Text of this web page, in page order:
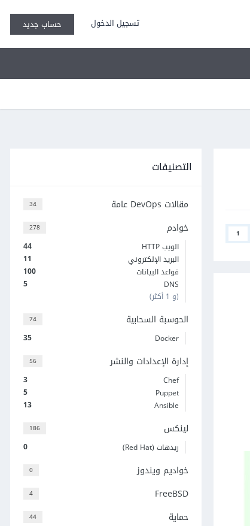
تسجيل الدخول حساب جديد
1
التصنيفات
34 مقالات DevOps عامة
278 خوادم
44
الويب HTTP
11
البريد الإلكتروني
100
قواعد البيانات
5
DNS
(و 1 أكثر)
74 الحوسبة السحابية
35 Docker
56 إدارة الإعدادات والنشر
3
Chef
5
Puppet
13
Ansible
186 لينكس
0 ريدهات (Red Hat)
0 خواديم ويندوز
4 FreeBSD
44 حماية